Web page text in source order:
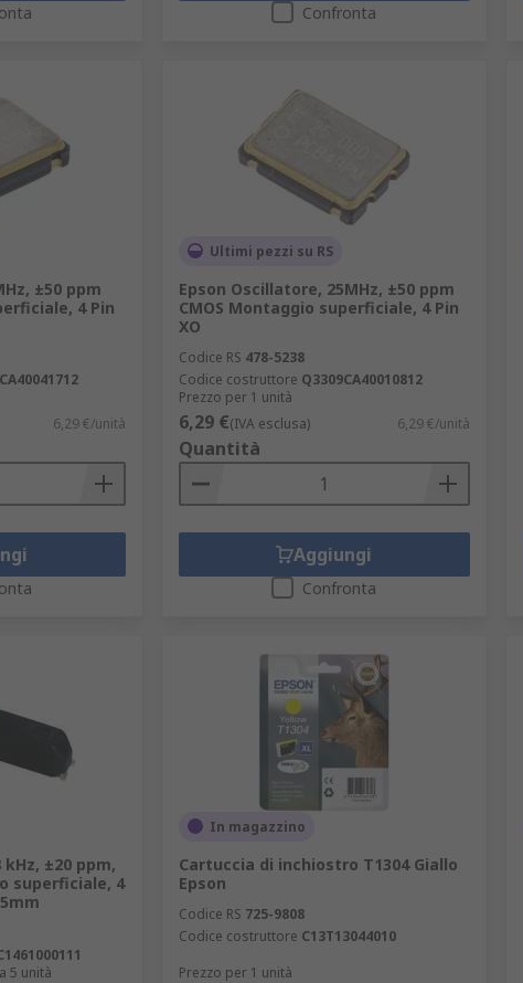
Confronta
±50 ppm
4 Pin
6,29 €/unità
Ultimi pezzi su RS
Epson Oscillatore, 25MHz, ±50 ppm
CMOS Montaggio superficiale, 4 Pin
XO
Codice RS 478-5238
Codice costruttore Q3309CA40010812
Prezzo per 1 unità
6,29 €(IVA esclusa) 6,29 €/unità
Quantità
Aggiungi
Confronta
kHz, ±20 ppm,
superficiale, 4
5 unità
In magazzino
Cartuccia di inchiostro T1304 Giallo
Epson
Codice RS 725-9808
Codice costruttore C13T13044010
Prezzo per 1 unità